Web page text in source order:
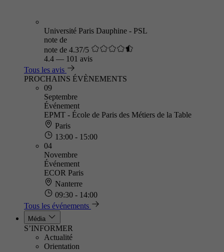
Université Paris Dauphine - PSL
note de
note de 4.37/5
4.4 — 101 avis
Tous les avis
PROCHAINS ÉVÈNEMENTS
09
Septembre
Événement
EPMT - École de Paris des Métiers de la Table
Paris
13:00 - 15:00
04
Novembre
Événement
ECOR Paris
Nanterre
09:30 - 14:00
Tous les événements
Média
S’INFORMER
Actualité
Orientation